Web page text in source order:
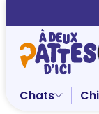
au
contenu
Chats